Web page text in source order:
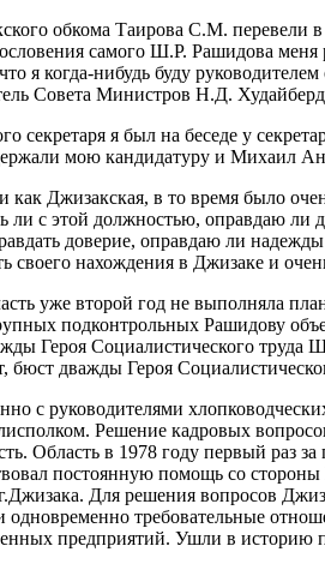
обкома Таирова С.М. перевели
самого Ш.Р. Рашидова
я когда-нибудь буду
Совета Министров Н.Д.
секретаря я был на беседе у
мою кандидатуру и Михаил
как Джизакская, в то время было
с этой должностью, оправдаю ли
доверие, оправдаю ли
своего нахождения в Джизаке и
уже второй год не выполняла
подконтрольных Рашидову
Героя Социалистического труда
бюст дважды Героя
с руководителями
Решение кадровых
Область в 1978 году первый раз
постоянную помощь со
Для решения вопросов
одновременно требовательные
предприятий. Ушли в историю